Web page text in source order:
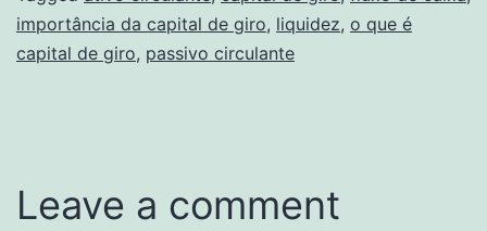
importância da capital de giro, liquidez, o que é
capital de giro, passivo circulante
Leave a comment